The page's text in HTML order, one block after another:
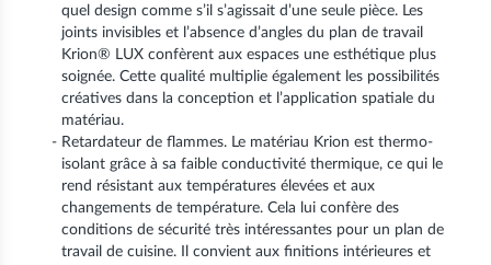
quel design comme s’il s’agissait d’une seule pièce. Les
joints invisibles et l’absence d’angles du plan de travail
Krion® LUX confèrent aux espaces une esthétique plus
soignée. Cette qualité multiplie également les possibilités
créatives dans la conception et l’application spatiale du
matériau.
Retardateur de flammes. Le matériau Krion est thermo-
isolant grâce à sa faible conductivité thermique, ce qui le
rend résistant aux températures élevées et aux
changements de température. Cela lui confère des
conditions de sécurité très intéressantes pour un plan de
travail de cuisine. Il convient aux finitions intérieures et